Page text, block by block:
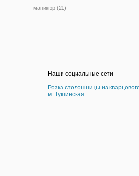
маникюр (21)
Наши социальные сети
Резка столешницы из
м. Тушинская